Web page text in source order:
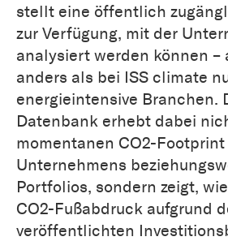
stellt eine öffentlich
zur Verfügung, mit der
analysiert werden können –
anders als bei ISS climate
energieintensive Branchen.
Datenbank erhebt dabei
momentanen CO2-Footprint
Unternehmens
Portfolios, sondern zeigt,
CO2-Fußabdruck aufgrund
veröffentlichten